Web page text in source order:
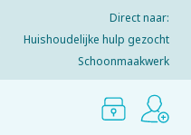
Direct naar:
Huishoudelijke hulp gezocht
Schoonmaakwerk